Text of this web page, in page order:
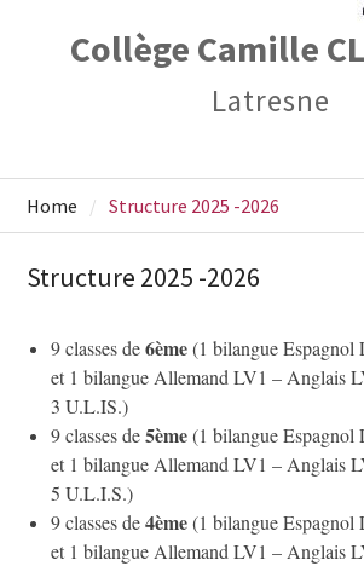
Collège Camille
Latresne
Home Structure 2025 -2026
Structure 2025 -2026
9 classes de6ème(1 bilangue
et 1 bilangue Allemand LV1 – Anglais
3 U.L.IS.)
9 classes de5ème(1 bilangue
et 1 bilangue Allemand LV1 – Anglais
5 U.L.I.S.)
9 classes de4ème(1 bilangue
et 1 bilangue Allemand LV1 – Anglais